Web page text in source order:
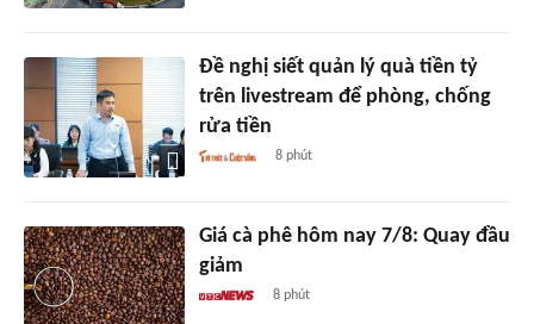
Đề nghị siết quản lý quà tiền tỷ
trên livestream để phòng, chống
rửa tiền
8 phút
Giá cà phê hôm nay 7/8: Quay đầu
giảm
8 phút